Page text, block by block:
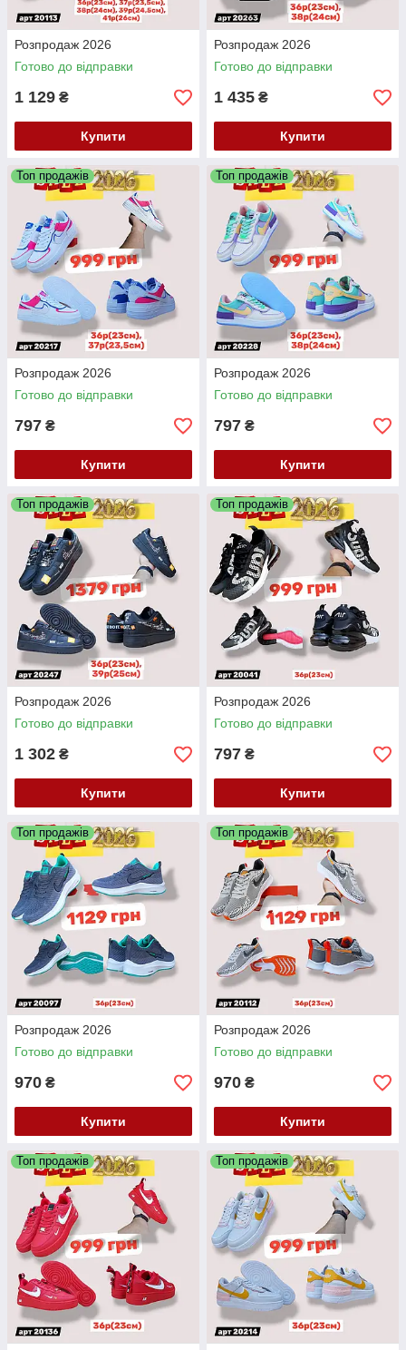
Розпродаж 2026
Готово до відправки
1 129 ₴
Купити
Розпродаж 2026
Готово до відправки
1 435 ₴
Купити
Топ продажів
Розпродаж 2026
Готово до відправки
797 ₴
Купити
Топ продажів
Розпродаж 2026
Готово до відправки
797 ₴
Купити
Топ продажів
Розпродаж 2026
Готово до відправки
1 302 ₴
Купити
Топ продажів
Розпродаж 2026
Готово до відправки
797 ₴
Купити
Топ продажів
Розпродаж 2026
Готово до відправки
970 ₴
Купити
Топ продажів
Розпродаж 2026
Готово до відправки
970 ₴
Купити
Топ продажів Топ продажів